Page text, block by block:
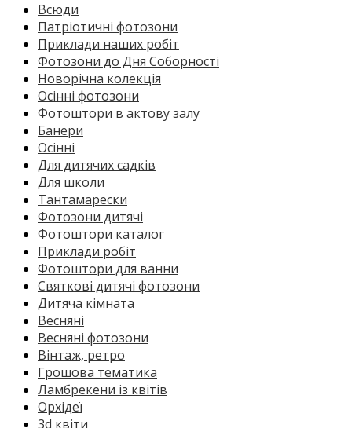
Всюди
Патріотичні фотозони
Приклади наших робіт
Фотозони до Дня Соборності
Новорічна колекція
Осінні фотозони
Фотоштори в актову залу
Банери
Осінні
Для дитячих садків
Для школи
Тантамарески
Фотозони дитячі
Фотоштори каталог
Приклади робіт
Фотоштори для ванни
Святкові дитячі фотозони
Дитяча кімната
Весняні
Весняні фотозони
Вінтаж, ретро
Грошова тематика
Ламбрекени із квітів
Орхідеї
3d квіти